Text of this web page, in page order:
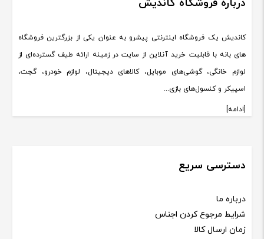
درباره فروشگاه کاندیش
کاندیش یک فروشگاه اینترنتی پیشرو به عنوان یکی از بزرگترین فروشگاه
های بانه با قابلیت خرید آنلاین از سایت در زمینه ارائه طیف گسترده‌ای از
لوازم خانگی، گوشی‌های موبایل، کالاهای دیجیتال، لوازم خودرو، گجت،
اسپیکر و کنسول‌های بازی...
[ادامه]
دسترسی سریع
درباره ما
شرایط مرجوع کردن اجناس
زمان ارسال کالا